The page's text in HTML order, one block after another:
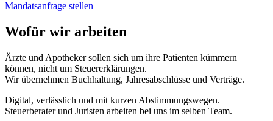
Mandatsanfrage stellen
Wofür wir arbeiten
Ärzte und Apotheker sollen sich um ihre Patienten kümmern
können, nicht um Steuererklärungen.
Wir übernehmen Buchhaltung, Jahresabschlüsse und Verträge.
Digital, verlässlich und mit kurzen Abstimmungswegen.
Steuerberater und Juristen arbeiten bei uns im selben Team.